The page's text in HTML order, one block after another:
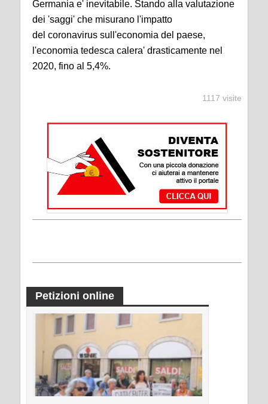
Germania e' inevitabile. Stando alla valutazione
dei 'saggi' che misurano l'impatto
del coronavirus sull'economia del paese,
l'economia tedesca calera' drasticamente nel
2020, fino al 5,4%.
1117 visite
Petizioni online